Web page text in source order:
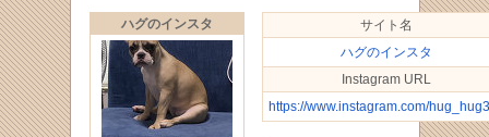
ハグのインスタ
サイト名
ハグのインスタ
Instagram URL
https://www.instagram.com/